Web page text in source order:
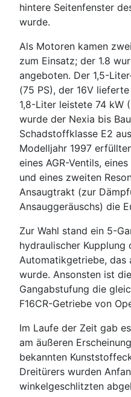
hintere Seitenfenster
wurde.
Als Motoren kamen
zum Einsatz; der 1.8
angeboten. Der 1,5-
(75 PS), der 16V
1,8-Liter leistete 74 kW
wurde der Nexia bis
Schadstoffklasse E2
Modelljahr 1997
eines AGR-Ventils,
und eines zweiten
Ansaugtrakt (zur
Ansauggeräuschs) die
Zur Wahl stand ein 5-
hydraulischer
Automatikgetriebe, das
wurde. Ansonsten ist
Gangabstufung die
F16CR-Getriebe von
Im Laufe der Zeit gab
am äußeren
bekannten
Dreitürers wurden
winkelgeschlitzten